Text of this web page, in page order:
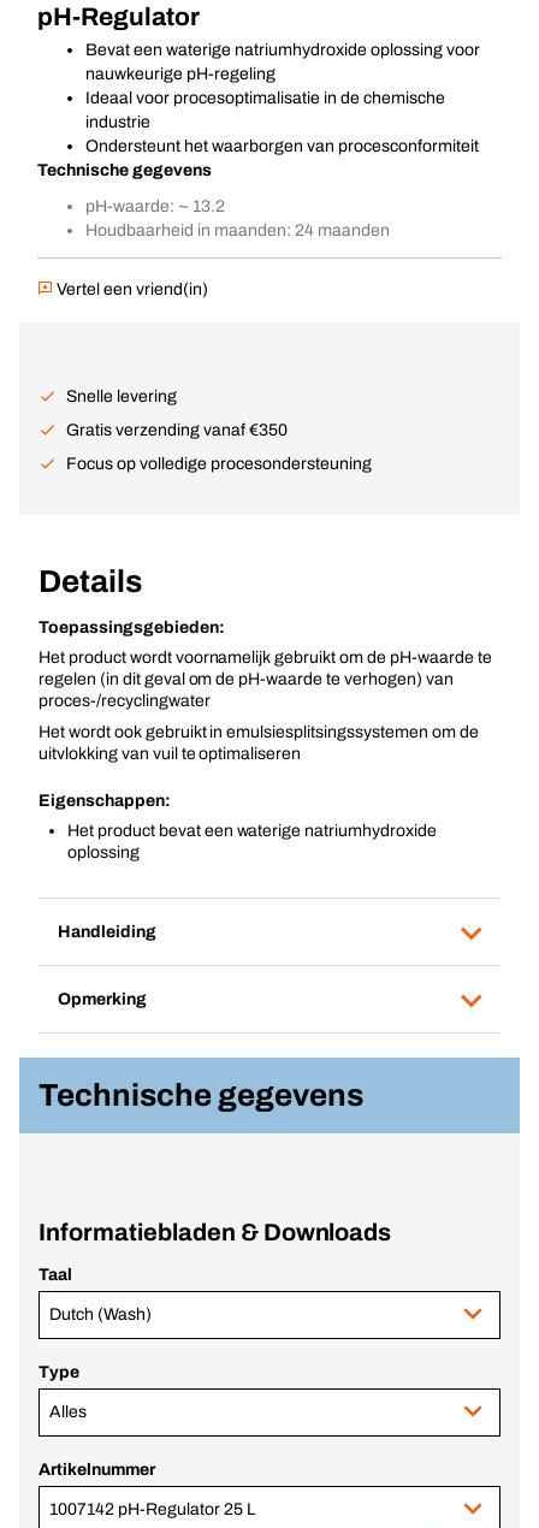
pH-Regulator
Bevat een waterige natriumhydroxide oplossing voor
nauwkeurige pH-regeling
Ideaal voor procesoptimalisatie in de chemische
industrie
Ondersteunt het waarborgen van procesconformiteit
Technische gegevens
pH-waarde: ~ 13.2
Houdbaarheid in maanden: 24 maanden
Vertel een vriend(in)
Snelle levering
Gratis verzending vanaf €350
Focus op volledige procesondersteuning
Details
Toepassingsgebieden:
Het product wordt voornamelijk gebruikt om de pH-waarde te
regelen (in dit geval om de pH-waarde te verhogen) van
proces-/recyclingwater
Het wordt ook gebruikt in emulsiesplitsingssystemen om de
uitvlokking van vuil te optimaliseren
Eigenschappen:
Het product bevat een waterige natriumhydroxide
oplossing
Handleiding
Opmerking
Technische gegevens
Informatiebladen & Downloads
Taal
Dutch (Wash)
Type
Alles
Artikelnummer
1007142 pH-Regulator 25 L